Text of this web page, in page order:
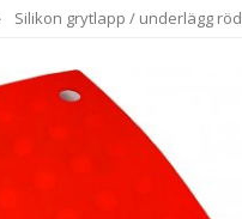
Silikon grytlapp / underlägg röd